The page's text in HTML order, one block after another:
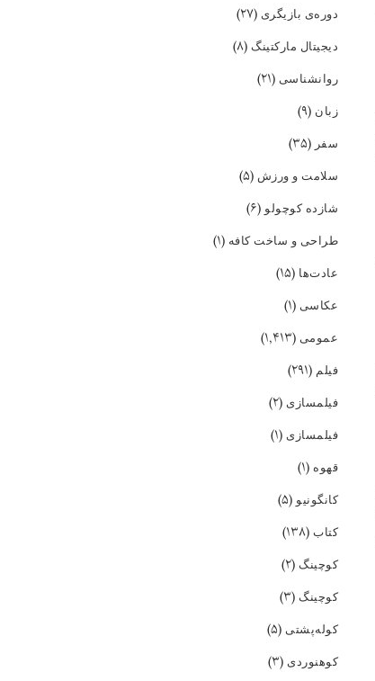
دوره‌ی بازیگری (۲۷)
دیجیتال مارکتینگ (۸)
روانشناسی (۲۱)
زبان (۹)
سفر(۳۵)
سلامت و ورزش (۵)
شازده کوچولو(۶)
طراحی و ساخت کافه (۱)
عادت‌ها (۱۵)
عکاسی (۱)
عمومی (۱,۴۱۳)
فیلم (۲۹۱)
فیلمسازی (۲)
فیلمسازی (۱)
قهوه (۱)
کانگونیو(۵)
کتاب (۱۳۸)
کوچینگ (۲)
کوچینگ (۳)
کوله‌پشتی (۵)
کوهنوردی (۳)